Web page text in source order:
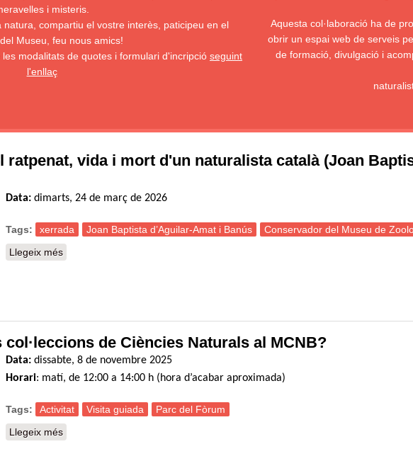
i misteris.
compartiu el vostre interès, paticipeu en el
Museu, feu nous amics!
modalitats de quotes i formulari d'incripció seguint
l'enllaç
Aquesta col·laboració ha de
obrir un espai web de serveis
de formació, divulgació i
ratpenat, vida i mort d'un naturalista català (Joan
Data: dimarts, 24 de març de 2026
Tags: xerrada Joan Baptista d’Aguilar-Amat i Banús
Conservador del Museu de
Llegeix més
de Ciències Naturals al MCNB?
Data: dissabte, 8 de novembre 2025
Horari: matí, de 12:00 a 14:00 h (hora d’acabar aproximada)
Tags: Activitat Visita guiada
Parc del Fòrum
Llegeix més